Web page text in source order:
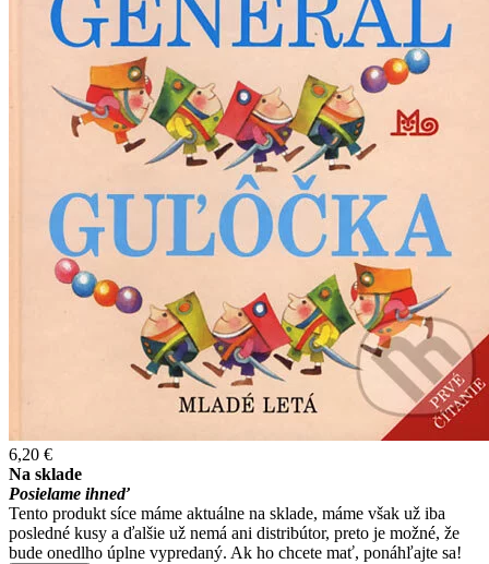
6,20 €
Na sklade
Posielame ihneď
Tento produkt síce máme aktuálne na sklade, máme však už iba
posledné kusy a ďalšie už nemá ani distribútor, preto je možné, že
bude onedlho úplne vypredaný. Ak ho chcete mať, ponáhľajte sa!